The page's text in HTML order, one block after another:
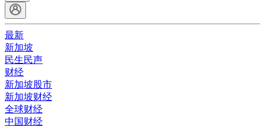
最新
新加坡
民生民声
财经
新加坡股市
新加坡财经
全球财经
中国财经